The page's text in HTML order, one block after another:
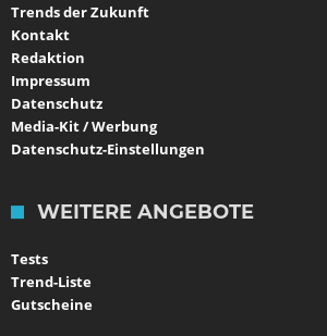
Trends der Zukunft
Kontakt
Redaktion
Impressum
Datenschutz
Media-Kit / Werbung
Datenschutz-Einstellungen
WEITERE ANGEBOTE
Tests
Trend-Liste
Gutscheine